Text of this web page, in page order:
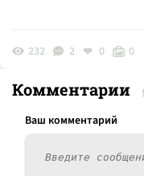
232 2 0 0
Комментарии